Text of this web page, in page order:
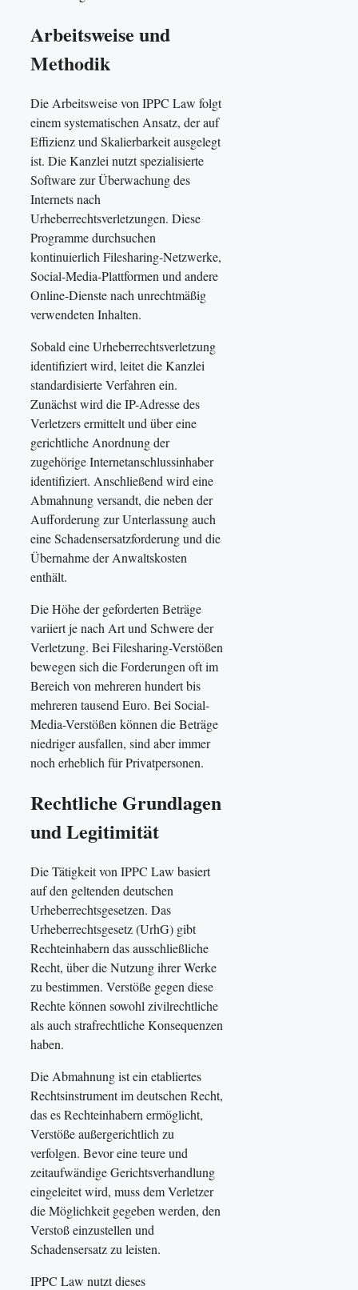
Arbeitsweise und
Methodik
Die Arbeitsweise von IPPC Law folgt
einem systematischen Ansatz, der auf
Effizienz und Skalierbarkeit ausgelegt
ist. Die Kanzlei nutzt spezialisierte
Software zur Überwachung des
Internets nach
Urheberrechtsverletzungen. Diese
Programme durchsuchen
kontinuierlich Filesharing-Netzwerke,
Social-Media-Plattformen und andere
Online-Dienste nach unrechtmäßig
verwendeten Inhalten.
Sobald eine Urheberrechtsverletzung
identifiziert wird, leitet die Kanzlei
standardisierte Verfahren ein.
Zunächst wird die IP-Adresse des
Verletzers ermittelt und über eine
gerichtliche Anordnung der
zugehörige Internetanschlussinhaber
identifiziert. Anschließend wird eine
Abmahnung versandt, die neben der
Aufforderung zur Unterlassung auch
eine Schadensersatzforderung und die
Übernahme der Anwaltskosten
enthält.
Die Höhe der geforderten Beträge
variiert je nach Art und Schwere der
Verletzung. Bei Filesharing-Verstößen
bewegen sich die Forderungen oft im
Bereich von mehreren hundert bis
mehreren tausend Euro. Bei Social-
Media-Verstößen können die Beträge
niedriger ausfallen, sind aber immer
noch erheblich für Privatpersonen.
Rechtliche Grundlagen
und Legitimität
Die Tätigkeit von IPPC Law basiert
auf den geltenden deutschen
Urheberrechtsgesetzen. Das
Urheberrechtsgesetz (UrhG) gibt
Rechteinhabern das ausschließliche
Recht, über die Nutzung ihrer Werke
zu bestimmen. Verstöße gegen diese
Rechte können sowohl zivilrechtliche
als auch strafrechtliche Konsequenzen
haben.
Die Abmahnung ist ein etabliertes
Rechtsinstrument im deutschen Recht,
das es Rechteinhabern ermöglicht,
Verstöße außergerichtlich zu
verfolgen. Bevor eine teure und
zeitaufwändige Gerichtsverhandlung
eingeleitet wird, muss dem Verletzer
die Möglichkeit gegeben werden, den
Verstoß einzustellen und
Schadensersatz zu leisten.
IPPC Law nutzt dieses